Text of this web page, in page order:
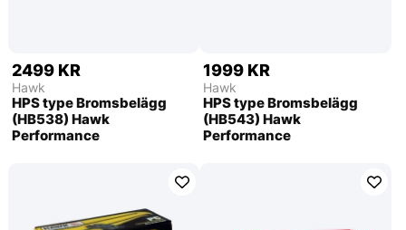
2499 KR
Hawk
HPS type Bromsbelägg
(HB538) Hawk
Performance
1999 KR
Hawk
HPS type Bromsbelägg
(HB543) Hawk
Performance